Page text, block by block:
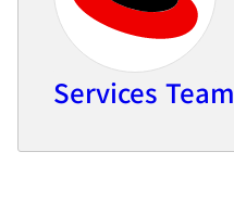
Services Team